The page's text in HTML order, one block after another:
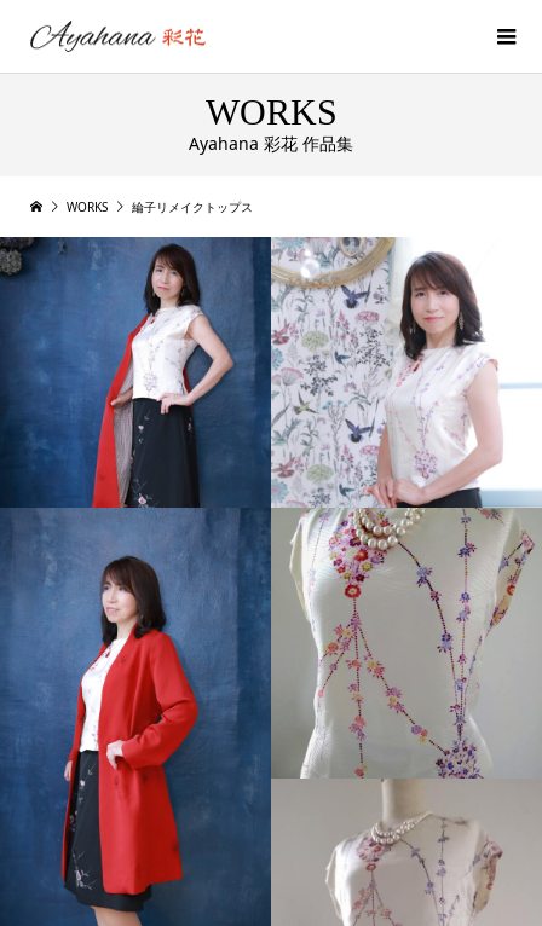
WORKS
Ayahana 彩花 作品集
WORKS 綸子リメイクトップス
綸子リメイクトップス
プロフール写真用のため
に仕立てたトップス
綸子のお着物の柄がとっ
てもステキ！